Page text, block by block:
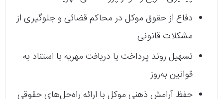
دفاع از حقوق موکل در محاکم قضائی و جلوگیری از
مشکلات قانونی
تسهیل روند پرداخت یا دریافت مهریه با استناد به
قوانین به‌روز
حفظ آرامش ذهنی موکل با ارائه راه‌حل‌های حقوقی